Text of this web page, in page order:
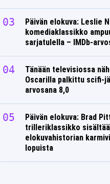
Päivän elokuva: Leslie
komediaklassikko
sarjatulella – IMDb-
Tänään televisiossa
Oscarilla palkittu scifi-
arvosana 8,0
Päivän elokuva: Brad
trilleriklassikko
elokuvahistorian
lopuista